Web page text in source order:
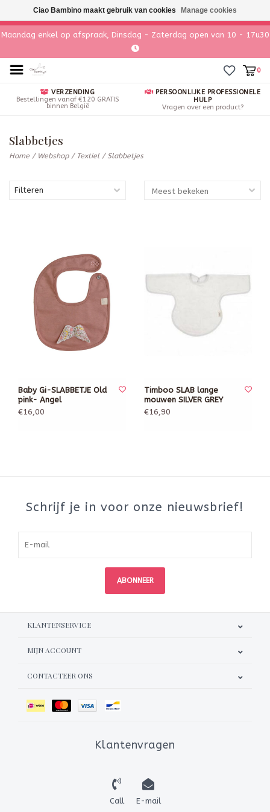
Maandag enkel op afspraak, Dinsdag - Zaterdag open van 10 - 17u30
0
VERZENDING
Bestellingen vanaf €120 GRATIS
binnen België
PERSOONLIJKE PROFESSIONELE
HULP
Vragen over een product?
Slabbetjes
Home / Webshop/ Textiel / Slabbetjes
Filteren
Baby Gi-SLABBETJE Old
pink- Angel
€16,00
Timboo SLAB lange
mouwen SILVER GREY
€16,90
Schrijf je in voor onze nieuwsbrief!
ABONNEER
KLANTENSERVICE
MIJN ACCOUNT
CONTACTEER ONS
Klantenvragen
Call E-mail
Ciao Bambino maakt gebruik van cookies Manage cookies